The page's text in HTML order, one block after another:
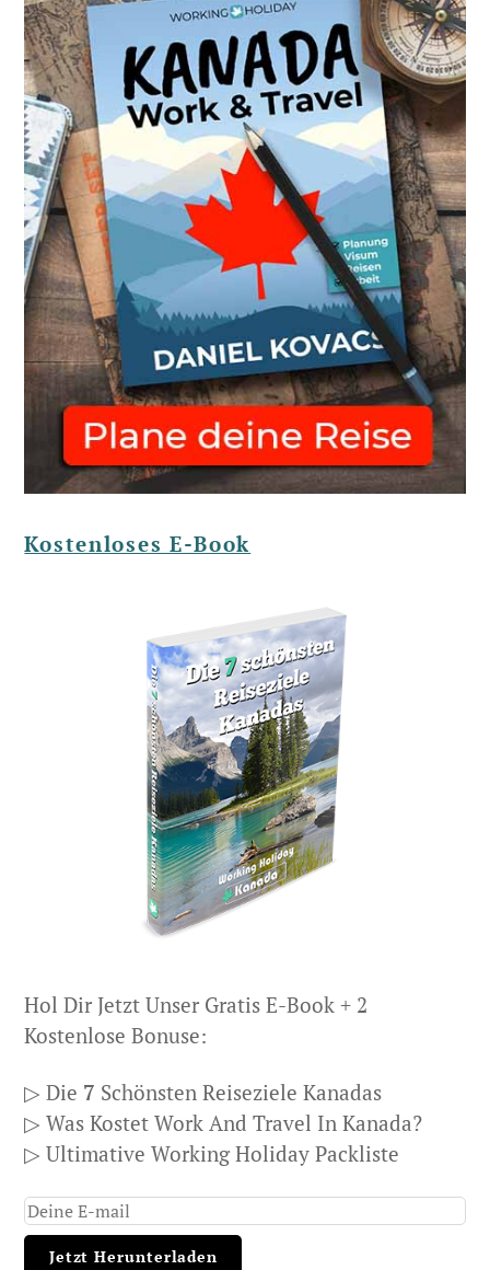
Kostenloses E-Book
Hol Dir Jetzt Unser Gratis E-Book + 2
Kostenlose Bonuse:
▷ Die 7 Schönsten Reiseziele Kanadas
▷ Was Kostet Work And Travel In Kanada?
▷ Ultimative Working Holiday Packliste